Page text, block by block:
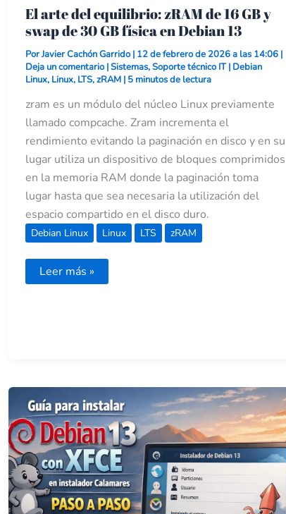
El arte del equilibrio: zRAM de 16 GB y
swap de 30 GB física en Debian 13
PorJavier Cachón Garrido| 12 de febrero de 2026 a las 14:06 |
Deja un comentario |Sistemas,Soporte técnico IT| Debian
Linux, Linux, LTS,zRAM| 5 minutos de lectura
zram es un módulo del núcleo Linux previamente
llamado compcache. Zram incrementa el
rendimiento evitando la paginación en disco y en su
lugar utiliza un dispositivo de bloques comprimidos
en la memoria RAM donde la paginación toma
lugar hasta que sea necesaria la utilización del
espacio compartido en el disco duro.
Debian Linux Linux LTS zRAM
Leer más »
Guía
para
instalar
Debian
13
con
XFCE
en
instalador
Calamares
paso